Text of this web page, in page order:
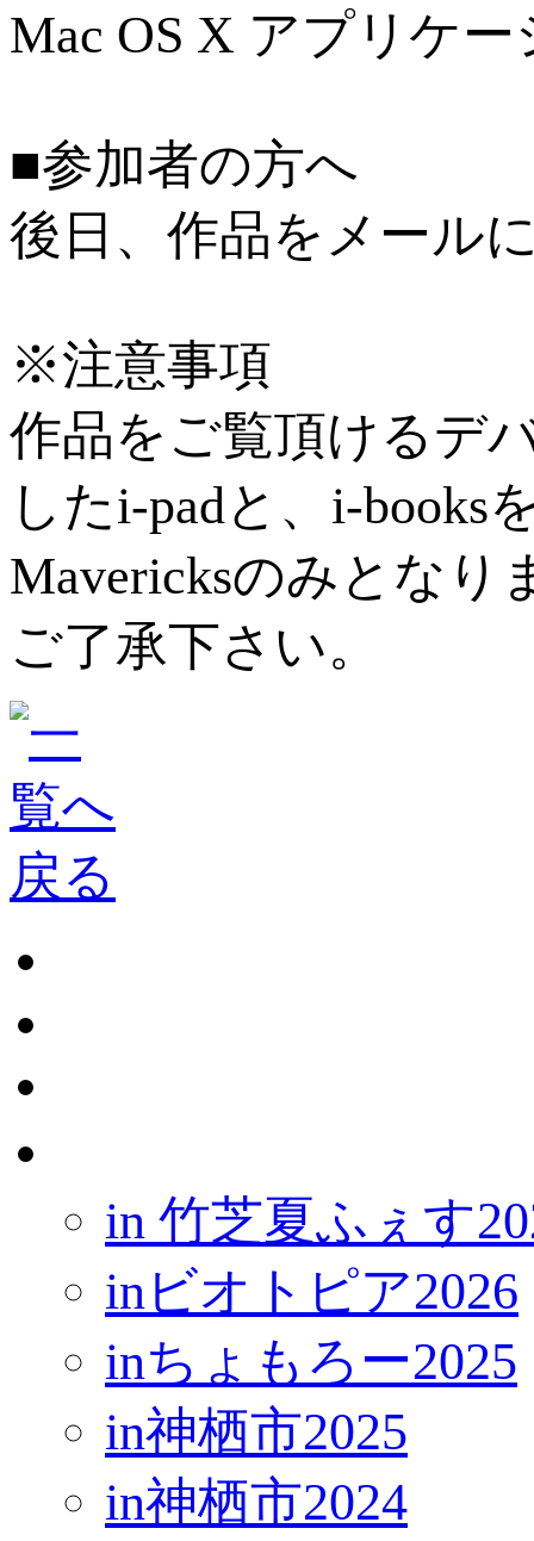
Mac OS X アプリケ
■参加者の方へ
後日、作品をメール
※注意事項
作品をご覧頂けるデ
したi-padと、i-books
Mavericksのみとなり
ご了承下さい。
in 竹芝夏ふぇす
inビオトピア2026
inちょもろー2025
in神栖市2025
in神栖市2024